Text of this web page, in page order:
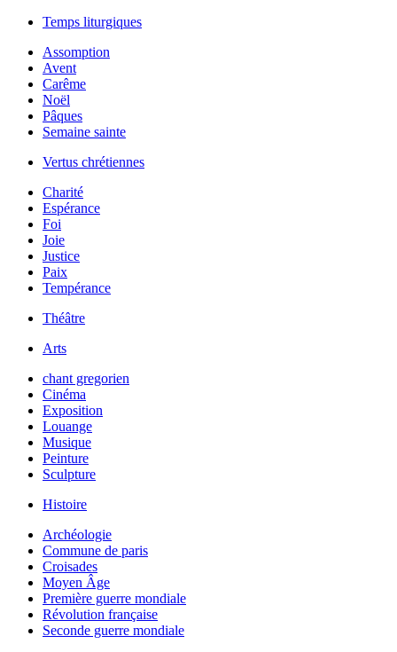
Temps liturgiques
Assomption
Avent
Carême
Noël
Pâques
Semaine sainte
Vertus chrétiennes
Charité
Espérance
Foi
Joie
Justice
Paix
Tempérance
Théâtre
Arts
chant gregorien
Cinéma
Exposition
Louange
Musique
Peinture
Sculpture
Histoire
Archéologie
Commune de paris
Croisades
Moyen Âge
Première guerre mondiale
Révolution française
Seconde guerre mondiale